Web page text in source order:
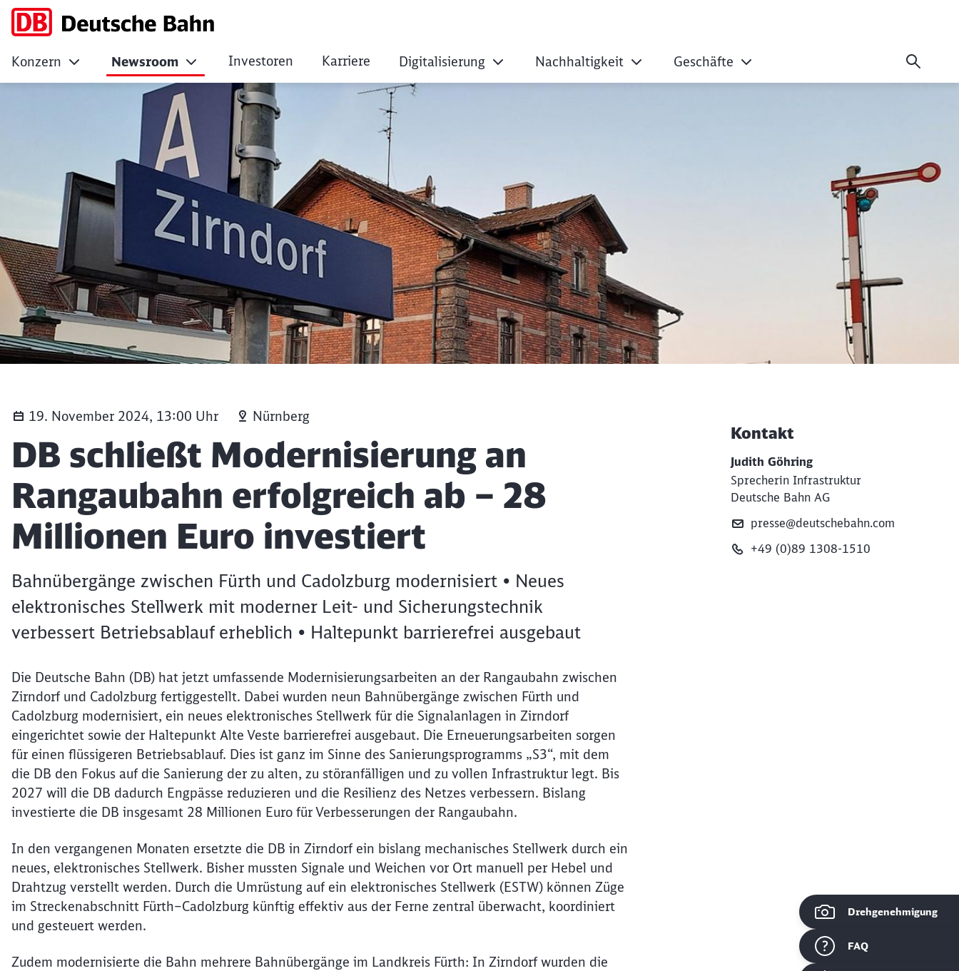
DB schließt Modernisierung an Rangaubahn erfolgreich
Konzern Newsroom Investoren Karriere Digitalisierung Nachhaltigkeit Geschäfte
Drehgenehmigung
FAQ
19. November 2024, 13:00 Uhr Nürnberg
Artikel:
DB schließt Modernisierung an
Rangaubahn erfolgreich ab – 28
Millionen Euro investiert
Bahnübergänge zwischen Fürth und Cadolzburg modernisiert • Neues
elektronisches Stellwerk mit moderner Leit- und Sicherungstechnik
verbessert Betriebsablauf erheblich • Haltepunkt barrierefrei ausgebaut
Die Deutsche Bahn (DB) hat jetzt umfassende Modernisierungsarbeiten an der Rangaubahn zwischen
Zirndorf und Cadolzburg fertiggestellt. Dabei wurden neun Bahnübergänge zwischen Fürth und
Cadolzburg modernisiert, ein neues elektronisches Stellwerk für die Signalanlagen in Zirndorf
eingerichtet sowie der Haltepunkt Alte Veste barrierefrei ausgebaut. Die Erneuerungsarbeiten sorgen
für einen flüssigeren Betriebsablauf. Dies ist ganz im Sinne des Sanierungsprogramms „S3“, mit dem
die DB den Fokus auf die Sanierung der zu alten, zu störanfälligen und zu vollen Infrastruktur legt. Bis
2027 will die DB dadurch Engpässe reduzieren und die Resilienz des Netzes verbessern. Bislang
investierte die DB insgesamt 28 Millionen Euro für Verbesserungen der Rangaubahn.
In den vergangenen Monaten ersetzte die DB in Zirndorf ein bislang mechanisches Stellwerk durch ein
neues, elektronisches Stellwerk. Bisher mussten Signale und Weichen vor Ort manuell per Hebel und
Drahtzug verstellt werden. Durch die Umrüstung auf ein elektronisches Stellwerk (ESTW) können Züge
im Streckenabschnitt Fürth–Cadolzburg künftig effektiv aus der Ferne zentral überwacht, koordiniert
und gesteuert werden.
Zudem modernisierte die Bahn mehrere Bahnübergänge im Landkreis Fürth: In Zirndorf wurden die
Weiterführende
Kontakt
Judith Göhring
Sprecherin Infrastruktur
Deutsche Bahn AG
presse@deutschebahn.com
+49 (0)89 1308-1510